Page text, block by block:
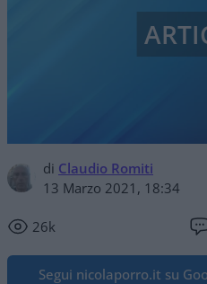
di Claudio Romiti
13 Marzo 2021, 18:34
26k
Segui nicolaporro.it su